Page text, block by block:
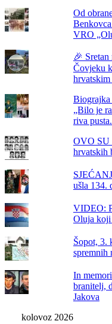
Od
VRO
🎉
Čovjeku
Biograjka
„Bilo je
riva
OVO SU
hrvatskih
ušla 134.
VIDEO:
Oluja koji
Šopot, 3.
spremnih
In
branitelj,
Jakova
kolovoz 2026